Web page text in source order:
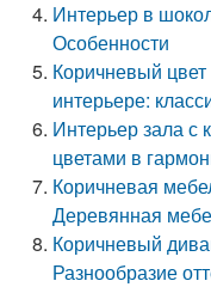
Интерьер в
Особенности
Коричневый
интерьере:
Интерьер зала с
цветами в
Коричневая
Деревянная
Коричневый
Разнообразие